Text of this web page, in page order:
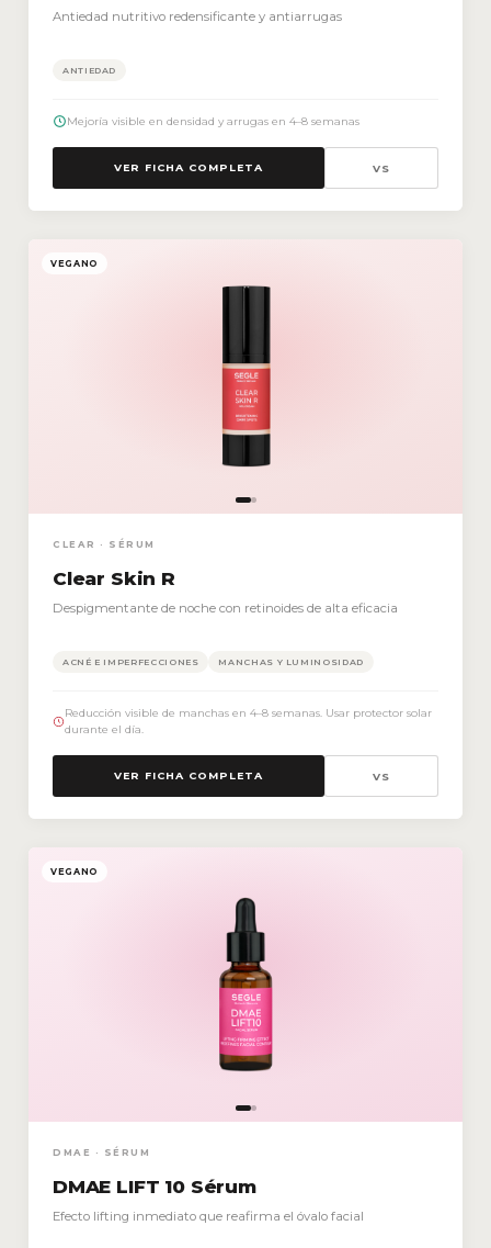
Antiedad nutritivo redensificante y antiarrugas
ANTIEDAD
Mejoría visible en densidad y arrugas en 4–8 semanas
VER FICHA COMPLETA VS
VEGANO
CLEAR · SÉRUM
Clear Skin R
Despigmentante de noche con retinoides de alta eficacia
ACNÉ E IMPERFECCIONES MANCHAS Y LUMINOSIDAD
Reducción visible de manchas en 4–8 semanas. Usar protector solar
durante el día.
VER FICHA COMPLETA VS
VEGANO
DMAE · SÉRUM
DMAE LIFT 10 Sérum
Efecto lifting inmediato que reafirma el óvalo facial